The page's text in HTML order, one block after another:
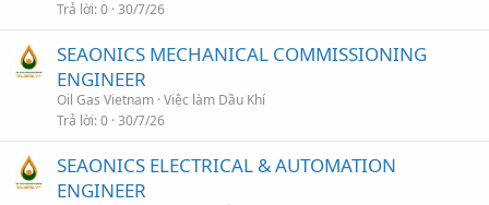
Trả lời 0 30/7/26
SEAONICS MECHANICAL COMMISSIONING
ENGINEER
Oil Gas Vietnam Việc làm Dầu Khí
Trả lời 0 30/7/26
SEAONICS ELECTRICAL & AUTOMATION
ENGINEER